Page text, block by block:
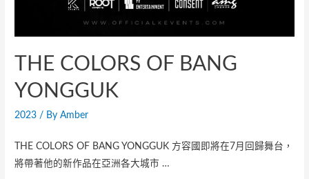
THE COLORS OF BANG
YONGGUK
2023 / ByAmber
THE COLORS OF BANG YONGGUK 方容國即將在7月回歸舞台，
將帶著他的新作品在亞洲各大城市 …